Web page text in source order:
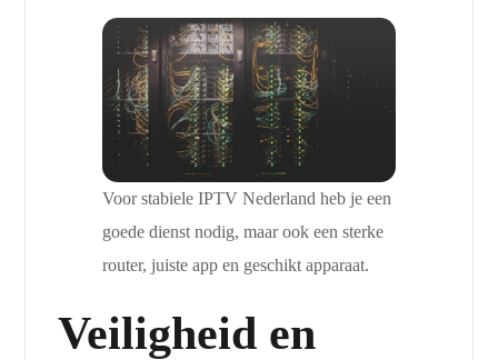
Voor stabiele IPTV Nederland heb je een
goede dienst nodig, maar ook een sterke
router, juiste app en geschikt apparaat.
Veiligheid en